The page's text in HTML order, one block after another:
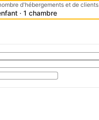
d'hébergements et de clients
· 1 chambre